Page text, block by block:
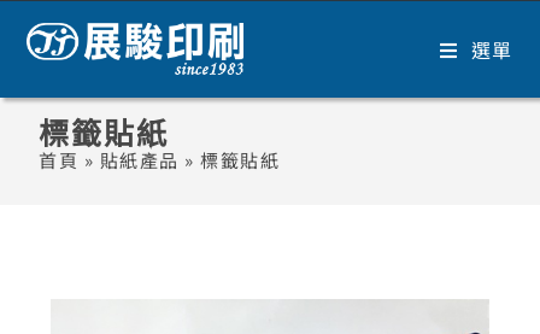
選單
標籤貼紙
首頁 » 貼紙產品 »標籤貼紙